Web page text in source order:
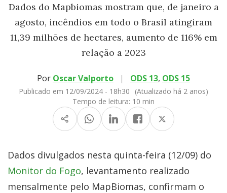
Dados do Mapbiomas mostram que, de janeiro a
agosto, incêndios em todo o Brasil atingiram
11,39 milhões de hectares, aumento de 116% em
relação a 2023
Por Oscar Valporto | ODS 13, ODS 15
Publicado em 12/09/2024 - 18h30
(Atualizado há 2 anos)
Tempo de leitura: 10 min
Dados divulgados nesta quinta-feira (12/09) do
Monitor do Fogo, levantamento realizado
mensalmente pelo MapBiomas, confirmam o